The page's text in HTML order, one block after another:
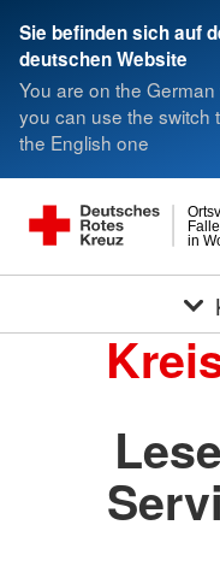
Sie befinden sich auf
deutschen Website
You are on the German
you can use the switch
the English one
in